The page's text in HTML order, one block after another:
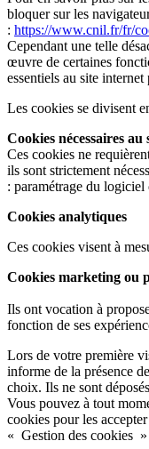
bloquer sur les
: https://www.cnil.fr/fr/
Cependant une telle
œuvre de certaines
essentiels au site
Les cookies se divisent
Cookies nécessaires
Ces cookies ne
ils sont strictement
: paramétrage du
Cookies analytiques
Ces cookies visent à
Cookies marketing ou
Ils ont vocation à
fonction de ses
Lors de votre première
informe de la présence
choix. Ils ne sont
Vous pouvez à tout
cookies pour les
« Gestion des cookies »